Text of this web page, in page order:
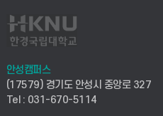
안성캠퍼스
(17579) 경기도 안성시 중앙로 327
Tel : 031-670-5114